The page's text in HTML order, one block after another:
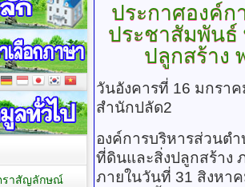
ประกาศองค์ก
ประชาสัมพัน
ปลูกสร้าง
วันอังคารที่ 16 มกรา
สำนักปลัด2
องค์การบริหารส่วนต
ที่ดินและสิ่งปลูกสร้าง
ภายในวันที่ 31 สิงหา
ราสัญลักษณ์